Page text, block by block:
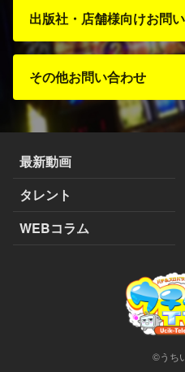
出版社・店舗様向けお問
その他お問い合わせ
最新動画
タレント
WEBコラム
©うち